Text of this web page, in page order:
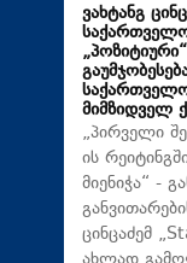
ვახტანგ
მიმზიდველ
„პირველი
ის
მიენიჭა“ -
ცინცაძემ